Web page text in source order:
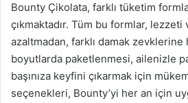
Bounty Çikolata, farklı tüketim
çıkmaktadır. Tüm bu formlar, lezzeti
azaltmadan, farklı damak
boyutlarda paketlenmesi, ailenizle
başınıza keyfini çıkarmak için
seçenekleri, Bounty’yi her an için